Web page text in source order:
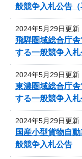
般競争入札公告（
2024年5月29日更新
飛騨圏域総合庁
する一般競争入
2024年5月29日更新
東濃圏域総合庁
する一般競争入
2024年5月29日更新
国産小型貨物自
般競争入札公告